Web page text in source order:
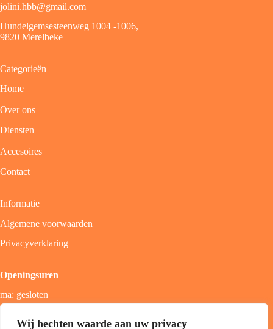
Wij hechten waarde aan uw privacy
jolini.hbb@gmail.com
Hundelgemsesteenweg 1004 -1006,
9820 Merelbeke
Categorieën
Home
Over ons
Diensten
Accesoires
Contact
Informatie
Algemene voorwaarden
Privacyverklaring
Openingsuren
ma: gesloten